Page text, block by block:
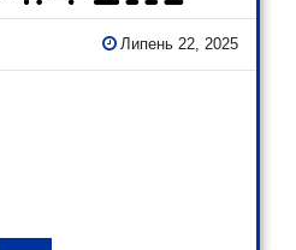
Липень 22, 2025